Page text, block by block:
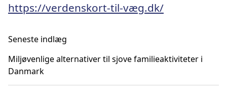
https://verdenskort-til-væg.dk/
Seneste indlæg
Miljøvenlige alternativer til sjove familieaktiviteter i
Danmark